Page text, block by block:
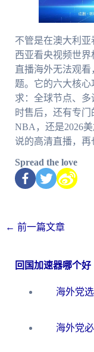
不管是在澳大利
西亚看央视频世
直播海外无法观看
题。它的六大核
求：全球节点、
时售后，还有专门
NBA，还是2026
说的高清直播，再
Spread the love
← 前一篇文章
回国加速器哪个好